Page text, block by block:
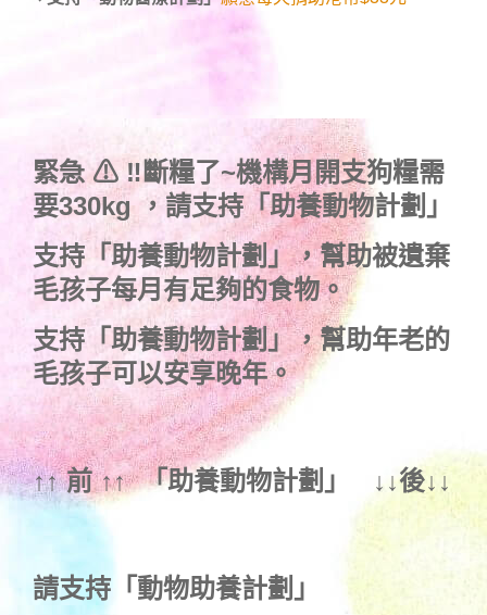
緊急 ⚠ ‼斷糧了~機構月開支狗糧需
要330kg ， 請支持「助養動物計劃」
支持 「助養動物計劃」，幫助被遺棄
毛孩子每月有足夠的食物。
支持 「助養動物計劃」，幫助年老的
毛孩子可以安享晚年。
↑↑ 前 ↑↑ 「助養動物計劃 」 ↓↓後↓↓
請支持「動物助養計劃」